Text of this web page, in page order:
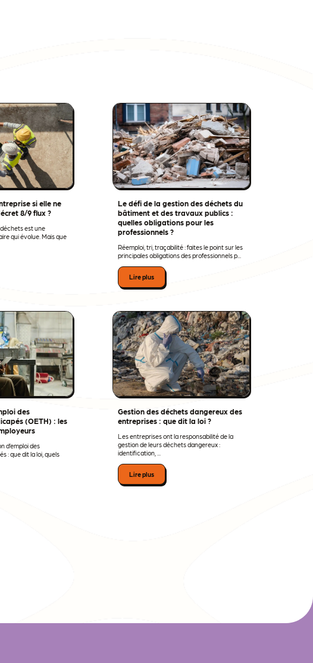
si elle ne
8/9 flux ?
est une
qui évolue. Mais que
Le défi de la gestion des déchets du
bâtiment et des travaux publics :
quelles obligations pour les
professionnels ?
Réemploi, tri, traçabilité : faites le point sur les
principales obligations des professionnels p...
Lire plus
des
(OETH) : les
d’emploi des
: que dit la loi, quels
Gestion des déchets dangereux des
entreprises : que dit la loi ?
Les entreprises ont la responsabilité de la
gestion de leurs déchets dangereux :
identification, ...
Lire plus